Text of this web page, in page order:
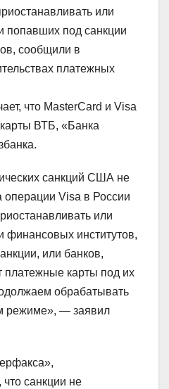
или
попавших под санкции
сообщили в
платежных
что MasterCard и Visa
карты ВТБ, «Банка
санкций США не
операции Visa в России
или
финансовых институтов,
или банков,
платежные карты под их
обрабатывать
режиме», — заявил
санкции не